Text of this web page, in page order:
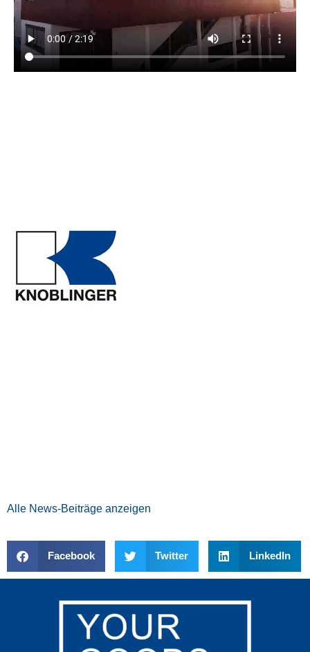
Alle News-Beiträge anzeigen
Facebook Twitter LinkedIn